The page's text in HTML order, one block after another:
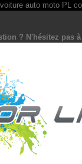
? N'hésitez pas